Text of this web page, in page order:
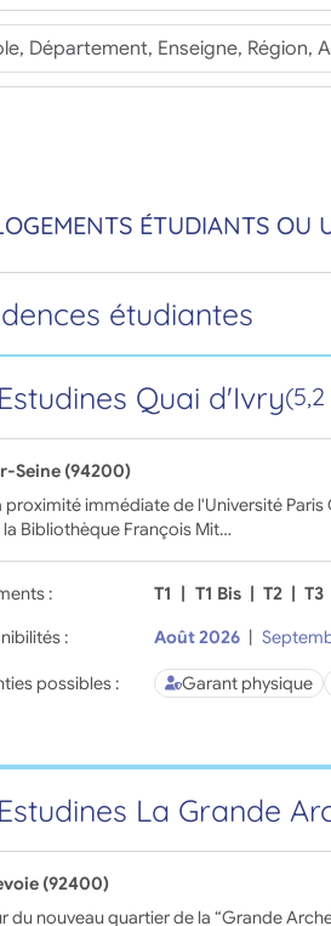
ÉTUDIANTS OU
étudiantes
Quai d'Ivry
Seine (94200)
proximité immédiate de l'Université
Bibliothèque François Mit…
: T1 | T1 Bis | T2 | T3
:
Août 2026 |
possibles : Garant physique
La Grande
(92400)
du nouveau quartier de la “Grande